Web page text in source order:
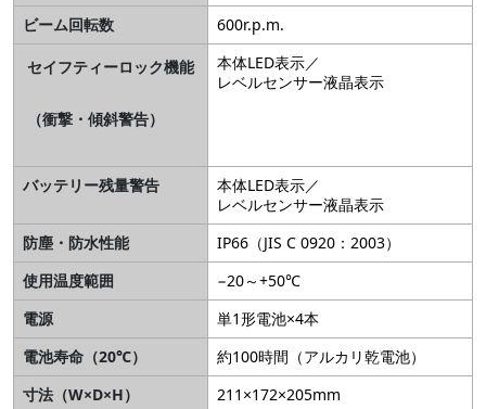
ビーム回転数 600r.p.m.
セイフティーロック機能
（衝撃・傾斜警告）
本体LED表示／
レベルセンサー液晶表示
バッテリー残量警告
本体LED表示／
レベルセンサー液晶表示
防塵・防水性能
IP66（JIS C 0920：2003）
使用温度範囲
−20～+50℃
電源
単1形電池×4本
電池寿命（20℃）
約100時間（アルカリ乾電池）
寸法（W×D×H）
211×172×205mm